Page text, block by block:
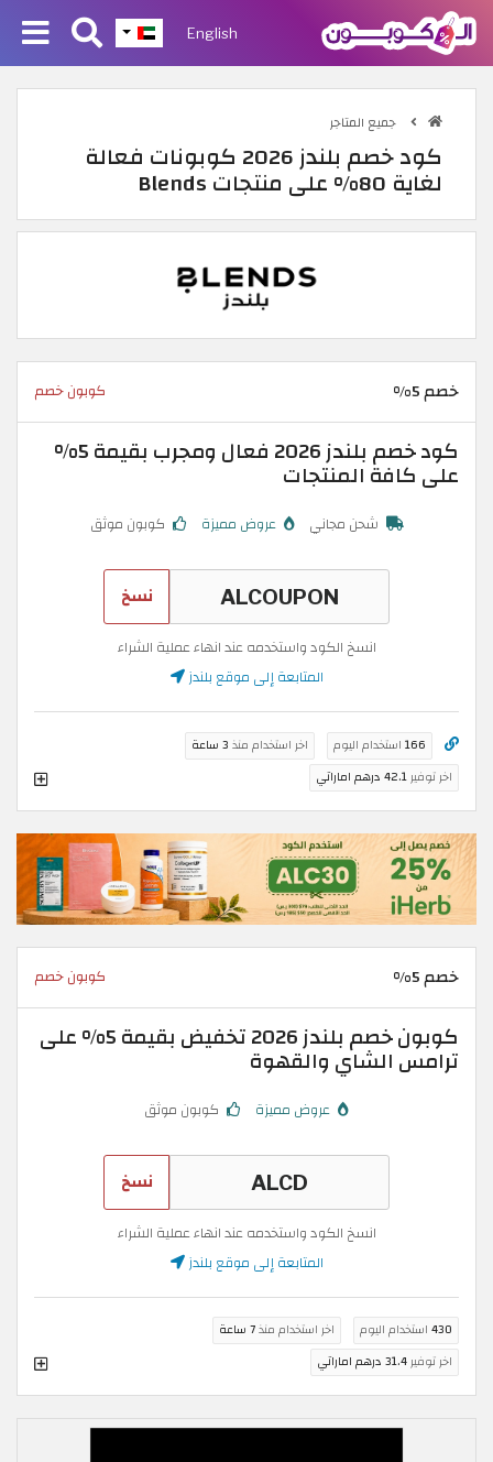
English
جميع المتاجر
كود خصم بلندز 2026 كوبونات فعالة
لغاية 80% على منتجات Blends
خصم 5% كوبون خصم
كود خصم بلندز 2026 فعال ومجرب بقيمة 5%
على كافة المنتجات
شحن مجاني عروض مميزة كوبون موثق
نسخ
انسخ الكود واستخدمه عند انهاء عملية الشراء
المتابعة إلى موقع بلندز
166 استخدام اليوم اخر استخدام منذ 3 ساعة
اخر توفير42.1 درهم اماراتي
خصم 5% كوبون خصم
كوبون خصم بلندز 2026 تخفيض بقيمة 5% على
ترامس الشاي والقهوة
عروض مميزة كوبون موثق
نسخ
انسخ الكود واستخدمه عند انهاء عملية الشراء
المتابعة إلى موقع بلندز
430 استخدام اليوم اخر استخدام منذ7 ساعة
اخر توفير31.4 درهم اماراتي